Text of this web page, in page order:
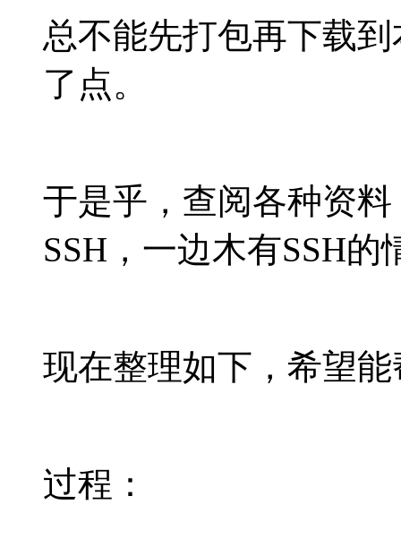
总不能先打包再下载
了点。
于是乎，查阅各种资
SSH，一边木有SSH的
现在整理如下，希望
过程：